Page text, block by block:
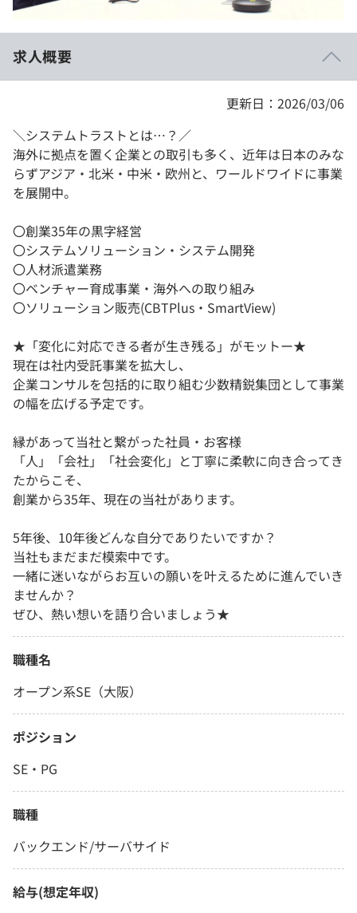
契約内容・クーポン
求人概要
更新日：2026/03/06
＼システムトラストとは…？／
海外に拠点を置く企業との取引も多く、近年は日本のみな
らずアジア・北米・中米・欧州と、ワールドワイドに事業
を展開中。
〇創業35年の黒字経営
〇システムソリューション・システム開発
〇人材派遣業務
〇ベンチャー育成事業・海外への取り組み
〇ソリューション販売(CBTPlus・SmartView)
★「変化に対応できる者が生き残る」がモットー★
現在は社内受託事業を拡大し、
企業コンサルを包括的に取り組む少数精鋭集団として事業
の幅を広げる予定です。
縁があって当社と繋がった社員・お客様
「人」「会社」「社会変化」と丁寧に柔軟に向き合ってき
たからこそ、
創業から35年、現在の当社があります。
5年後、10年後どんな自分でありたいですか？
当社もまだまだ模索中です。
一緒に迷いながらお互いの願いを叶えるために進んでいき
ませんか？
ぜひ、熱い想いを語り合いましょう★
職種名
オープン系SE（大阪）
ポジション
SE・PG
職種
バックエンド/サーバサイド
給与(想定年収)